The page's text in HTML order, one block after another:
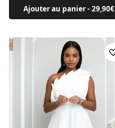
Robe patineuse
Robe sirène
Robe trapeze
Par occasion
Par occasion
Ajouter au panier - 29,90€